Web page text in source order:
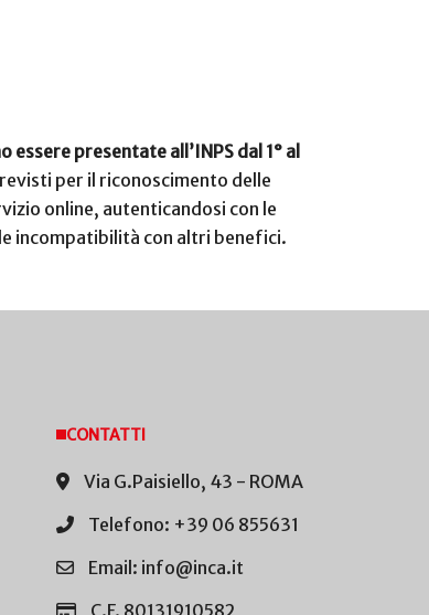
presentate all’INPS dal 1° al
per il riconoscimento delle
online, autenticandosi con le
incompatibilità con altri benefici.
CONTATTI
Via G.Paisiello, 43 - ROMA
Telefono: +39 06 855631
Email: info@inca.it
C.F. 80131910582